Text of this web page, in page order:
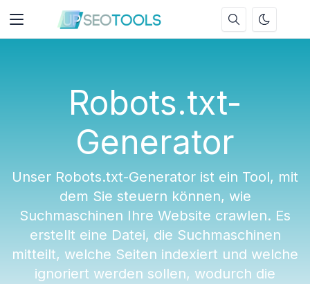
Robots.txt-
Generator
Unser Robots.txt-Generator ist ein Tool, mit
dem Sie steuern können, wie
Suchmaschinen Ihre Website crawlen. Es
erstellt eine Datei, die Suchmaschinen
mitteilt, welche Seiten indexiert und welche
ignoriert werden sollen, wodurch die